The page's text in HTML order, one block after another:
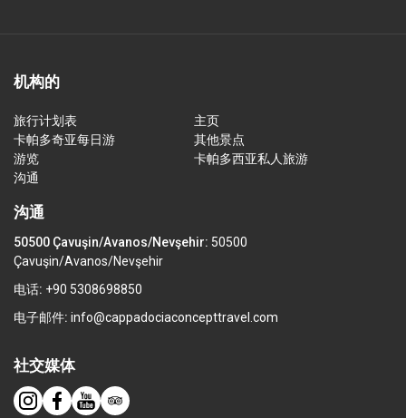
机构的
旅行计划表
主页
卡帕多奇亚每日游
其他景点
游览
卡帕多西亚私人旅游
沟通
沟通
50500 Çavuşin/Avanos/Nevşehir: 50500
Çavuşin/Avanos/Nevşehir
电话: +90 5308698850
电子邮件: info@cappadociaconcepttravel.com
社交媒体